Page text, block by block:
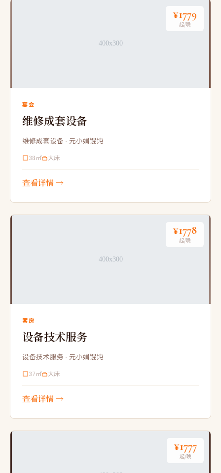
¥1779
起/晚
宴会
维修成套设备
维修成套设备 - 元小娟馄饨
38㎡ 大床
查看详情 →
¥1778
起/晚
客房
设备技术服务
设备技术服务 - 元小娟馄饨
37㎡ 大床
查看详情 →
¥1777
起/晚